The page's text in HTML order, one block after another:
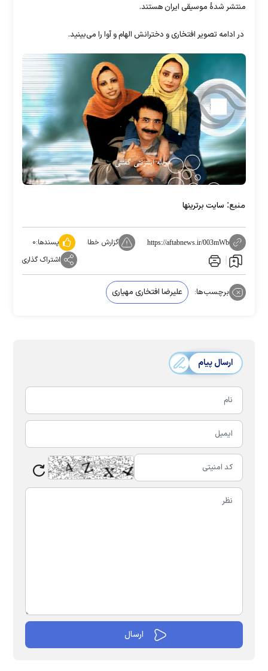
منتشر شدهٔ موسیقی ایران هستند.
در ادامه تصویر افتخاری و دخترانش الهام و آوا را می‌بینید.
منبع: سایت برترینها
https://aftabnews.ir/003mWb گزارش خطا پسندها:۰
اشتراک گذاری
برچسب‌ها: علیرضا افتخاری مهیاری
ارسال پیام